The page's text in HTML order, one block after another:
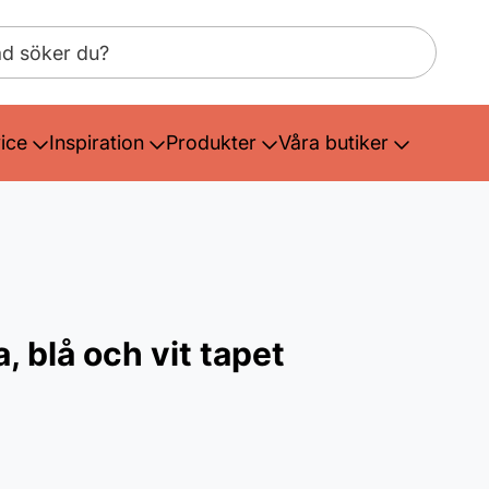
Inspiration Produkter Våra butiker
blå och vit tapet